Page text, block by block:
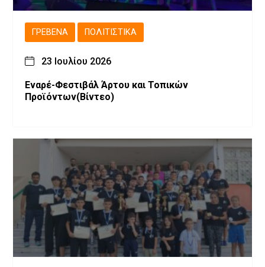
ΓΡΕΒΕΝΆ ΠΟΛΙΤΙΣΤΙΚΆ
23 Ιουλίου 2026
Εναρέ-Φεστιβάλ Άρτου και Τοπικών
Προϊόντων(Βίντεο)